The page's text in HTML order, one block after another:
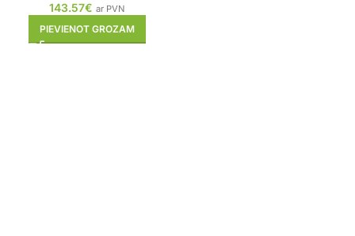
143.57€ ar PVN
PIEVIENOT GROZAM